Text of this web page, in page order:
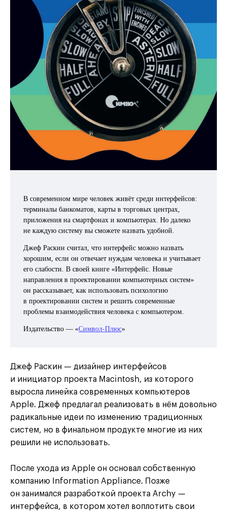
В современном мире человек живёт среди интерфейсов:
терминалы банкоматов, карты в торговых центрах,
приложения на смартфонах и компьютерах. Но далеко
не каждую систему вы сможете назвать удобной.
Джеф Раскин считал, что интерфейс можно назвать
хорошим, если он отвечает нуждам человека и учитывает
его слабости. В своей книге «Интерфейс. Новые
направления в проектировании компьютерных систем»
он рассказывает, как использовать психологию
в проектировании систем и решить современные
проблемы взаимодействия человека с компьютером.
Издательство — «Символ-Плюс»
Джеф Раскин — дизайнер интерфейсов
и инициатор проекта Macintosh, из которого
выросла линейка современных компьютеров
Apple. Джеф предлагал реализовать в нём довольно
радикальные идеи по изменению традиционных
систем, но в финальном продукте многие из них
решили не использовать.
После ухода из Apple он основал собственную
компанию Information Appliance. Позже
он занимался разработкой проекта Archy —
интерфейса, в котором хотел воплотить свои